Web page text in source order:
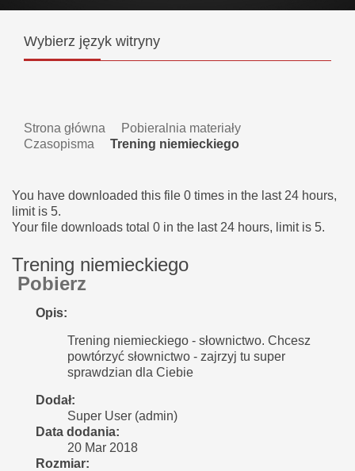
Wybierz język witryny
Strona główna
Pobieralnia materiały
Czasopisma
Trening niemieckiego
You have downloaded this file 0 times in the last 24 hours,
limit is 5.
Your file downloads total 0 in the last 24 hours, limit is 5.
Trening niemieckiego
Pobierz
Opis:
Trening niemieckiego - słownictwo. Chcesz
powtórzyć słownictwo - zajrzyj tu super
sprawdzian dla Ciebie
Dodał:
Super User (admin)
Data dodania:
20 Mar 2018
Rozmiar: